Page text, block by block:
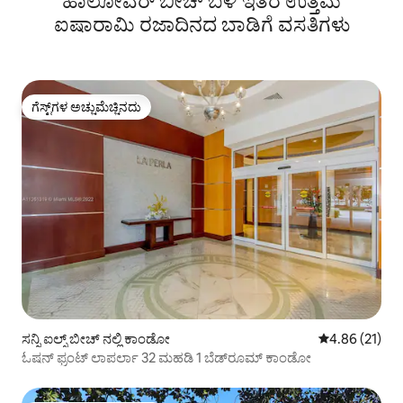
ಐಷಾರಾಮಿ ರಜಾದಿನದ ಬಾಡಿಗೆ ವಸತಿಗಳು
ಗೆಸ್ಟ್‌ಗಳ ಅಚ್ಚುಮೆಚ್ಚಿನದು
ಗೆಸ್ಟ್‌ಗಳ ಅಚ್ಚುಮೆಚ್ಚಿನದು
ಸನ್ನಿ ಐಲ್ಸ್ ಬೀಚ್ ನಲ್ಲಿ ಕಾಂಡೋ 5 ರಲ್ಲಿ 4.86
4.86 (21)
ಓಷನ್ ಫ್ರಂಟ್ ಲಾಪರ್ಲಾ 32 ಮಹಡಿ 1 ಬೆಡ್‌ರೂಮ್ ಕಾಂಡೋ